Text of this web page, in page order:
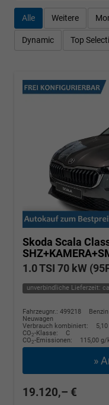
Alle Weitere
Dynamic Top
Skoda Scala
1.0 TSI 70 kW
unverbindliche Lieferzeit:
Fahrzeugnr.: 499218
Benzin
Neuwagen
Verbrauch kombiniert:
CO2-Klasse:
C
CO2-Emissionen: 115,00 g/
»
19.120,– €